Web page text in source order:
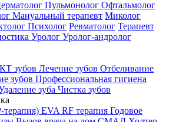
Пульмонолог Офтальмолог
Мануальный терапевт Миколог
Психолог Ревматолог Терапевт
Уролог Уролог-андролог
КТ зубов Лечение зубов Отбеливание
зубов Профессиональная гигиена
зуба Чистка зубов
терапия) EVA RF терапия Годовое